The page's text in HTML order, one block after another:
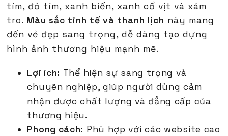
tím, đỏ tím, xanh biển, xanh cổ vịt và xám
tro. Màu sắc tinh tế và thanh lịch này mang
đến vẻ đẹp sang trọng, dễ dàng tạo dựng
hình ảnh thương hiệu mạnh mẽ.
Lợi ích: Thể hiện sự sang trọng và
chuyên nghiệp, giúp người dùng cảm
nhận được chất lượng và đẳng cấp của
thương hiệu.
Phong cách: Phù hợp với các website cao